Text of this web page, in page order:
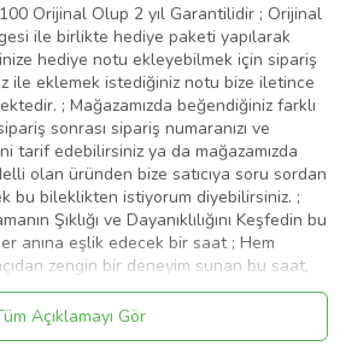
Orijinal Olup 2 yıl Garantilidir ; Orijinal
ile birlikte hediye paketi yapılarak
hediye notu ekleyebilmek için sipariş
ile eklemek istediğiniz notu bize iletince
; Mağazamızda beğendiğiniz farklı
sonrası sipariş numaranızı ve
tarif edebilirsiniz ya da mağazamızda
olan üründen bize satıcıya soru sordan
bu bileklikten istiyorum diyebilirsiniz. ;
Şıklığı ve Dayanıklılığını Keşfedin bu
anına eşlik edecek bir saat ; Hem
zengin bir deneyim sunan bu saat,
tarzınızı da yansıtır ; Yüksek
Kasa : bu modelin kasası dayanıklı ve
yüksek kaliteli iyon kaplama çelikten
zorluklarına karşı mükemmel bir
Açıklamayı Gör